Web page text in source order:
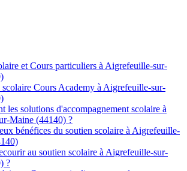
et Cours particuliers à Aigrefeuille-sur-
scolaire Cours Academy à Aigrefeuille-sur-
les solutions d'accompagnement scolaire à
Maine (44140) ?
bénéfices du soutien scolaire à Aigrefeuille-
au soutien scolaire à Aigrefeuille-sur-
?